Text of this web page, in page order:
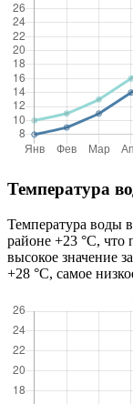
Температура
Температура воды
районе +23 °C, что
высокое значение
+28 °C, самое